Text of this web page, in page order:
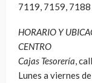
7119, 7159,
HORARIO Y
CENTRO
Cajas Tesorería,
Lunes a viernes